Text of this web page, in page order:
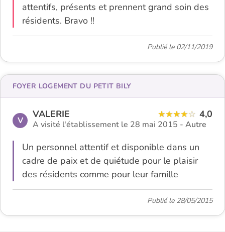
attentifs, présents et prennent grand soin des
résidents. Bravo !!
Publié le 02/11/2019
V
VALERIE 4,0
A visité l'établissement le 28 mai 2015 - Autre
Un personnel attentif et disponible dans un
cadre de paix et de quiétude pour le plaisir
des résidents comme pour leur famille
FOYER LOGEMENT DU PETIT BILY
Publié le 28/05/2015